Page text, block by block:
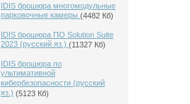
IDIS брошюра многомодульные
парковочные камеры (4482 Кб)
IDIS брошюра ПО Solution Suite
2023 (русский яз.) (11327 Кб)
IDIS брошюра по
ультимативной
кибербезопасности (русский
яз.) (5123 Кб)